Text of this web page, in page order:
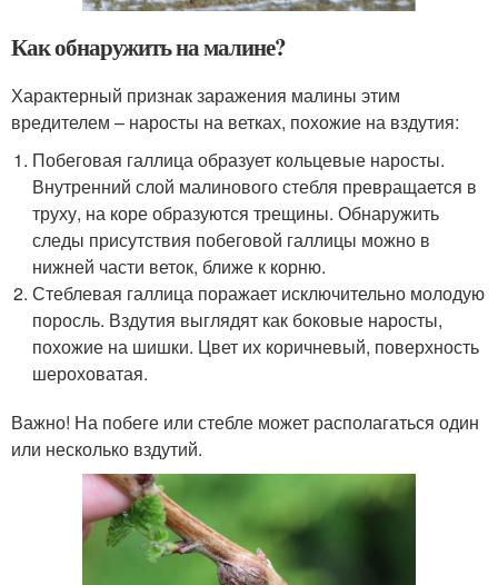
Как обнаружить на малине?
Характерный признак заражения малины этим
вредителем – наросты на ветках, похожие на вздутия:
Побеговая галлица образует кольцевые наросты.
Внутренний слой малинового стебля превращается в
труху, на коре образуются трещины. Обнаружить
следы присутствия побеговой галлицы можно в
нижней части веток, ближе к корню.
Стеблевая галлица поражает исключительно молодую
поросль. Вздутия выглядят как боковые наросты,
похожие на шишки. Цвет их коричневый, поверхность
шероховатая.
Важно! На побеге или стебле может располагаться один
или несколько вздутий.